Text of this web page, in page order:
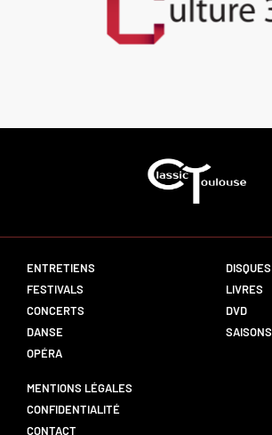
ENTRETIENS
FESTIVALS
CONCERTS
DANSE
OPÉRA
DISQUES
LIVRES
DVD
SAISONS
MENTIONS LÉGALES
CONFIDENTIALITÉ
CONTACT